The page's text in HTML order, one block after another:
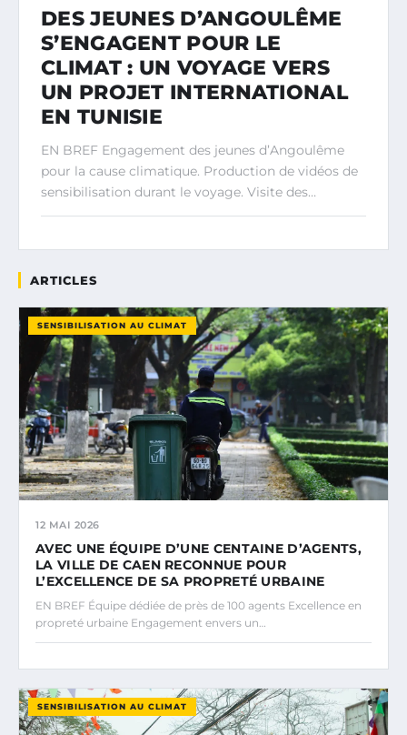
DES JEUNES D’ANGOULÊME
S’ENGAGENT POUR LE
CLIMAT : UN VOYAGE VERS
UN PROJET INTERNATIONAL
EN TUNISIE
EN BREF Engagement des jeunes d’Angoulême
pour la cause climatique. Production de vidéos de
sensibilisation durant le voyage. Visite des…
ARTICLES
SENSIBILISATION AU CLIMAT
12 MAI 2026
AVEC UNE ÉQUIPE D’UNE CENTAINE D’AGENTS,
LA VILLE DE CAEN RECONNUE POUR
L’EXCELLENCE DE SA PROPRETÉ URBAINE
EN BREF Équipe dédiée de près de 100 agents Excellence en
propreté urbaine Engagement envers un…
SENSIBILISATION AU CLIMAT